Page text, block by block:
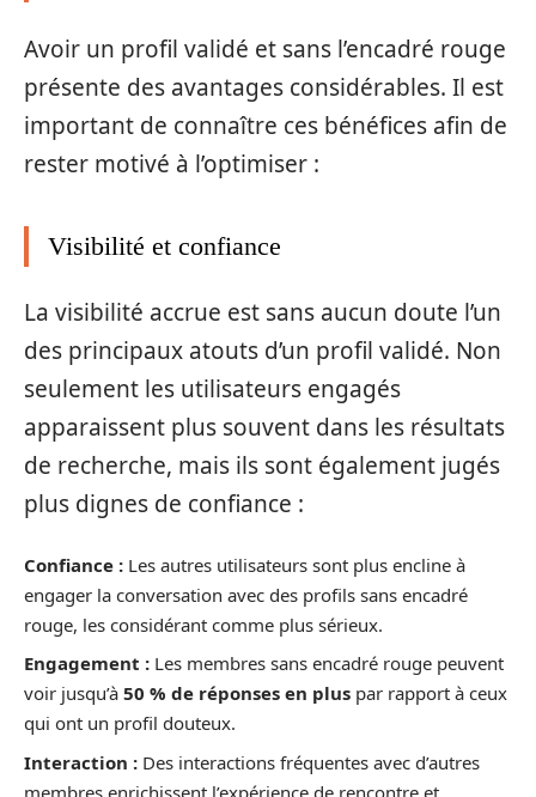
Avoir un profil validé et sans l’encadré rouge
présente des avantages considérables. Il est
important de connaître ces bénéfices afin de
rester motivé à l’optimiser :
Visibilité et confiance
La visibilité accrue est sans aucun doute l’un
des principaux atouts d’un profil validé. Non
seulement les utilisateurs engagés
apparaissent plus souvent dans les résultats
de recherche, mais ils sont également jugés
plus dignes de confiance :
Confiance : Les autres utilisateurs sont plus encline à
engager la conversation avec des profils sans encadré
rouge, les considérant comme plus sérieux.
Engagement : Les membres sans encadré rouge peuvent
voir jusqu’à 50 % de réponses en plus par rapport à ceux
qui ont un profil douteux.
Interaction : Des interactions fréquentes avec d’autres
membres enrichissent l’expérience de rencontre et